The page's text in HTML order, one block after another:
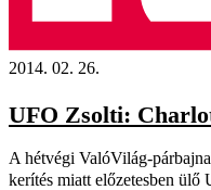
2014. 02. 26.
UFO Zsolti:
A hétvégi ValóVilág-
kerítés miatt előzetesben